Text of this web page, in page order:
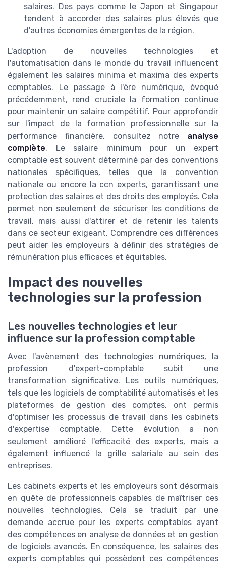
salaires. Des pays comme le Japon et Singapour
tendent à accorder des salaires plus élevés que
d'autres économies émergentes de la région.
L'adoption de nouvelles technologies et
l'automatisation dans le monde du travail influencent
également les salaires minima et maxima des experts
comptables. Le passage à l'ère numérique, évoqué
précédemment, rend cruciale la formation continue
pour maintenir un salaire compétitif. Pour approfondir
sur l'impact de la formation professionnelle sur la
performance financière, consultez notre analyse
complète. Le salaire minimum pour un expert
comptable est souvent déterminé par des conventions
nationales spécifiques, telles que la convention
nationale ou encore la ccn experts, garantissant une
protection des salaires et des droits des employés. Cela
permet non seulement de sécuriser les conditions de
travail, mais aussi d'attirer et de retenir les talents
dans ce secteur exigeant. Comprendre ces différences
peut aider les employeurs à définir des stratégies de
rémunération plus efficaces et équitables.
Impact des nouvelles
technologies sur la profession
Les nouvelles technologies et leur
influence sur la profession comptable
Avec l'avènement des technologies numériques, la
profession d'expert-comptable subit une
transformation significative. Les outils numériques,
tels que les logiciels de comptabilité automatisés et les
plateformes de gestion des comptes, ont permis
d'optimiser les processus de travail dans les cabinets
d'expertise comptable. Cette évolution a non
seulement amélioré l'efficacité des experts, mais a
également influencé la grille salariale au sein des
entreprises.
Les cabinets experts et les employeurs sont désormais
en quête de professionnels capables de maîtriser ces
nouvelles technologies. Cela se traduit par une
demande accrue pour les experts comptables ayant
des compétences en analyse de données et en gestion
de logiciels avancés. En conséquence, les salaires des
experts comptables qui possèdent ces compétences